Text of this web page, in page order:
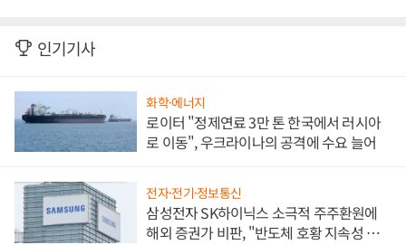
인기기사
화학·에너지
로이터 "정제연료 3만 톤 한국에서 러시아
로 이동", 우크라이나의 공격에 수요 늘어
전자·전기·정보통신
삼성전자 SK하이닉스 소극적 주주환원에
해외 증권가 비판, "반도체 호황 지속성 의